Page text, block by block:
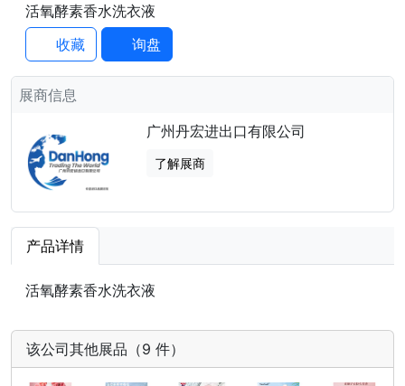
活氧酵素香水洗衣液
收藏
询盘
展商信息
广州丹宏进出口有限公司
了解展商
产品详情
活氧酵素香水洗衣液
该公司其他展品（9 件）